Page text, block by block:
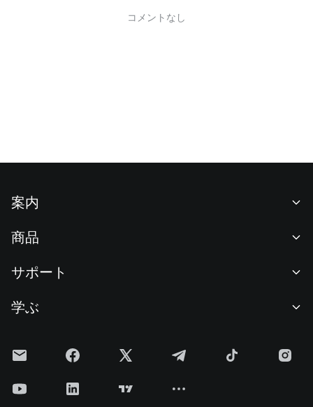
コメントなし
案内
ニュースルーム
F1 Oracle Red Bull Racing 公式スポンサー
クッキーポリシー
商品
現物取引
投資センター
サポート
手数料
学ぶ
Gateニュース